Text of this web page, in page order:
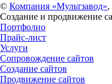
© Компания «Мультзавод»,
Создание и продвижение
Портфолио
Прайс-лист
Услуги
Сопровождение сайтов
Создание сайтов
Продвижение сайтов